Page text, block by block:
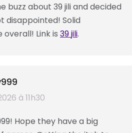
buzz about 39 jili and decided
disappointed! Solid
Link is 39 jili.
à 11h30
Hope they have a big